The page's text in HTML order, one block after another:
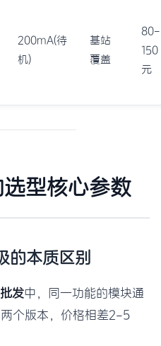
200mA(待
机)
基站
覆盖
80-
150
元
型核心参数
的本质区别
发中，同一功能的模块通
个版本，价格相差2-5